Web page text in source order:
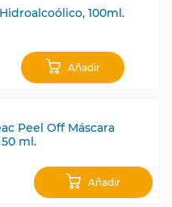
100ml.
Añadir
Peel Off Máscara
ml.
Añadir